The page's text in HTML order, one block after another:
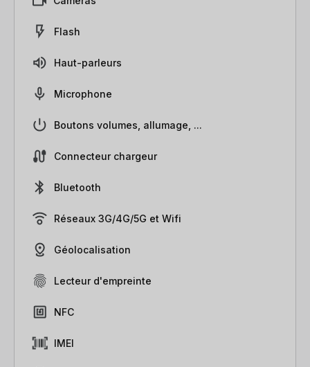
Flash
Haut-parleurs
Microphone
Boutons volumes, allumage, ...
Connecteur chargeur
Bluetooth
Réseaux 3G/4G/5G et Wifi
Géolocalisation
Lecteur d'empreinte
NFC
IMEI